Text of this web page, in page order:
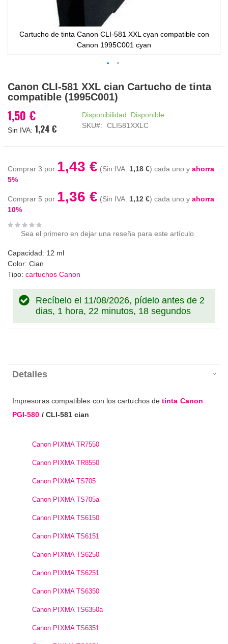
Cartucho de tinta Canon CLI-581 XXL cyan compatible con
Canon 1995C001 cyan
al
comienzo
la
galería
Canon CLI-581 XXL cian Cartucho de tinta
compatible (1995C001)
1,50 €
1,24 €
Disponibilidad: Disponible
SKU
CLI581XXLC
Comprar 3 por 1,43 € 1,18 € cada uno y ahorra
5%
Comprar 5 por 1,36 € 1,12 € cada uno y ahorra
10%
Sea el primero en dejar una reseña para este artículo
Capacidad: 12 ml
Color: Cian
Tipo: cartuchos Canon
Recíbelo el 11/08/2026, pídelo antes de 2
dias, 1 hora, 22 minutos, 17 segundos
Detalles
Impresoras compatibles con los cartuchos detinta Canon
PGI-580 / CLI-581 cian
Canon PIXMA TR7550
Canon PIXMA TR8550
Canon PIXMA TS705
Canon PIXMA TS705a
Canon PIXMA TS6150
Canon PIXMA TS6151
Canon PIXMA TS6250
Canon PIXMA TS6251
Canon PIXMA TS6350
Canon PIXMA TS6350a
Canon PIXMA TS6351